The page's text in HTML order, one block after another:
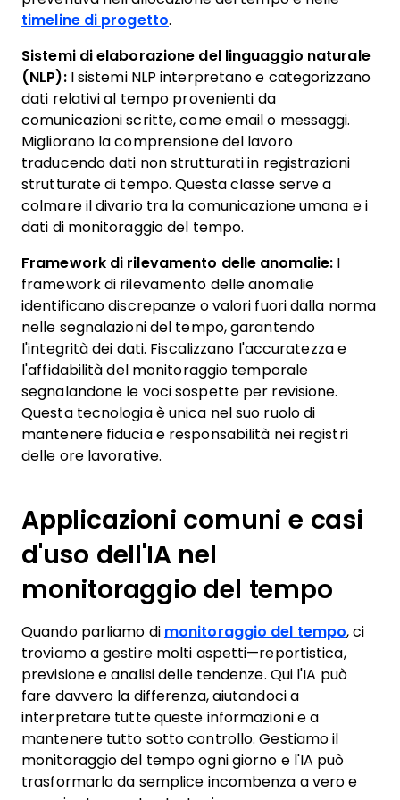
timeline di progetto.
Sistemi di elaborazione del linguaggio naturale
(NLP):I sistemi NLP interpretano e categorizzano
dati relativi al tempo provenienti da
comunicazioni scritte, come email o messaggi.
Migliorano la comprensione del lavoro
traducendo dati non strutturati in registrazioni
strutturate di tempo. Questa classe serve a
colmare il divario tra la comunicazione umana e i
dati di monitoraggio del tempo.
Framework di rilevamento delle anomalie: I
framework di rilevamento delle anomalie
identificano discrepanze o valori fuori dalla norma
nelle segnalazioni del tempo, garantendo
l'integrità dei dati. Fiscalizzano l'accuratezza e
l'affidabilità del monitoraggio temporale
segnalandone le voci sospette per revisione.
Questa tecnologia è unica nel suo ruolo di
mantenere fiducia e responsabilità nei registri
delle ore lavorative.
Applicazioni comuni e casi
d'uso dell'IA nel
monitoraggio del tempo
Quando parliamo di monitoraggio del tempo, ci
troviamo a gestire molti aspetti—reportistica,
previsione e analisi delle tendenze. Qui l'IA può
fare davvero la differenza, aiutandoci a
interpretare tutte queste informazioni e a
mantenere tutto sotto controllo. Gestiamo il
monitoraggio del tempo ogni giorno e l'IA può
trasformarlo da semplice incombenza a vero e